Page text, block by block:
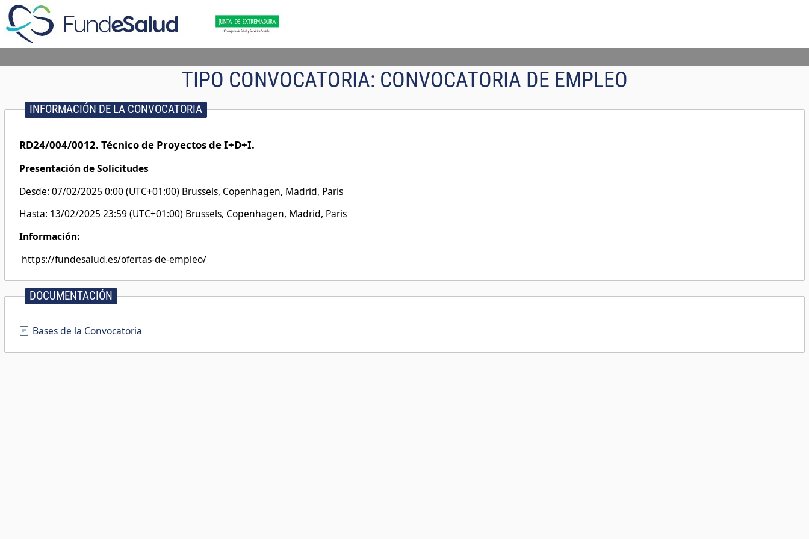
TIPO CONVOCATORIA: CONVOCATORIA DE EMPLEO
INFORMACIÓN DE LA CONVOCATORIA
RD24/004/0012. Técnico de Proyectos de I+D+I.
Presentación de Solicitudes
Desde: 07/02/2025 0:00 (UTC+01:00) Brussels, Copenhagen, Madrid, Paris
Hasta: 13/02/2025 23:59 (UTC+01:00) Brussels, Copenhagen, Madrid, Paris
Información:
https://fundesalud.es/ofertas-de-empleo/
DOCUMENTACIÓN
Bases de la Convocatoria